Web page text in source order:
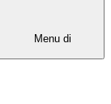
Menu di